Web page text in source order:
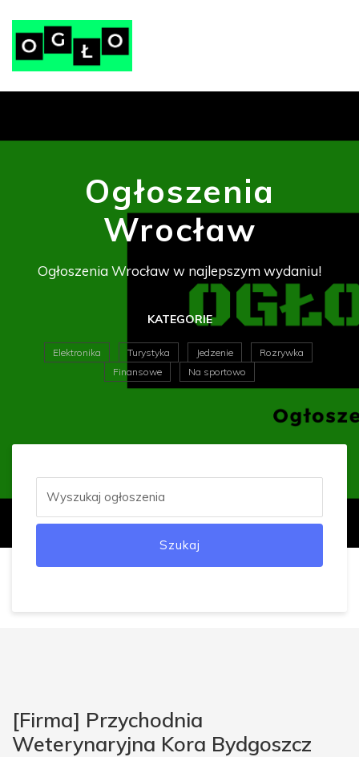
Ogłoszenia
Wrocław
Ogłoszenia Wrocław w najlepszym wydaniu!
KATEGORIE
Elektronika Turystyka Jedzenie
Rozrywka
Finansowe
Na sportowo
Szukaj
[Firma] Przychodnia
Weterynaryjna Kora Bydgoszcz